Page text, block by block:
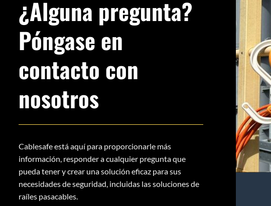
¿Alguna pregunta?
Póngase en
contacto con
nosotros
Cablesafe está aquí para proporcionarle más
información, responder a cualquier pregunta que
pueda tener y crear una solución eficaz para sus
necesidades de seguridad, incluidas las soluciones de
raíles pasacables.